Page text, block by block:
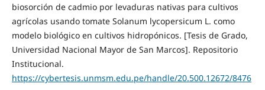
biosorción de cadmio por levaduras nativas para cultivos
agrícolas usando tomate Solanum lycopersicum L. como
modelo biológico en cultivos hidropónicos. [Tesis de Grado,
Universidad Nacional Mayor de San Marcos]. Repositorio
Institucional.
https://cybertesis.unmsm.edu.pe/handle/20.500.12672/8476